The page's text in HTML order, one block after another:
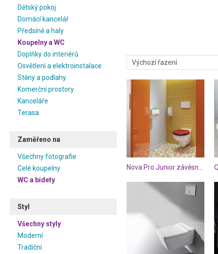
Dětský pokoj
Domácí kancelář
Předsíně a haly
Koupelny a WC
Doplňky do interiérů
Osvětlení a elektroinstalace
Stěny a podlahy
Komerční prostory
Kanceláře
Terasa
Zaměřeno na
Všechny fotografie
Celé koupelny
WC a bidety
Styl
Všechny styly
Moderní
Tradiční